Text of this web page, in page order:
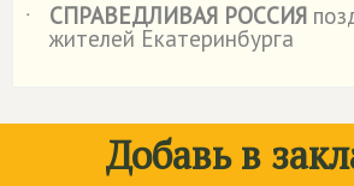
˙
СПРАВЕДЛИВАЯ РОССИЯ
жителей Екатеринбурга
Добавь в